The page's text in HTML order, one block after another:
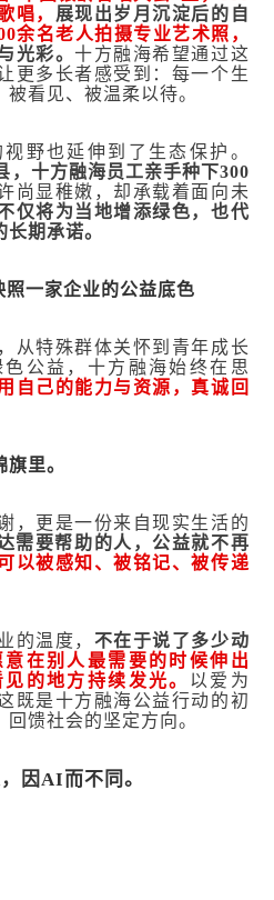
唱， 展现出岁月沉淀后的自
余名老人拍摄专业艺术照，
光彩。十方融海希望通过这
更多长者感受到：每一个生
看见、被温柔以待。
野也延伸到了生态保护。
，十方融海员工亲手种下300
尚显稚嫩，却承载着面向未
仅将为当地增添绿色，也代
期承诺。
照一家企业的公益底色
从特殊群体关怀到青年成长
公益，十方融海始终在思
自己的能力与资源，真诚回
里。
，更是一份来自现实生活的
要帮助的人，公益就不再
以被感知、被铭记、被传递
的温度， 不在于说了多少动
在别人最需要的时候伸出
的地方持续发光。 以爱为
既是十方融海公益行动的初
馈社会的坚定方向。
因AI而不同。